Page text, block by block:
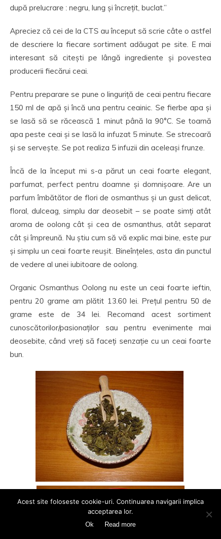
după prelucrare : negru, lung și încrețit, buclat.”
Apreciez că cei de la CTS au început să scrie câte o astfel
de descriere la fiecare sortiment adăugat pe site. E mai
interesant să citești pe lângă ingrediente și povestea
producerii fiecărui ceai.
Pentru preparare se pune o linguriță de ceai pentru fiecare
150 ml de apă și încă una pentru ceainic. Se fierbe apa și
se lasă să se răcească 1 minut până la 90°C. Se toarnă
apa peste ceai și se lasă la infuzat 5 minute. Se strecoară
și se servește. Se pot realiza 5 infuzii din aceleași frunze.
Încă de la început mi s-a părut un ceai foarte elegant,
parfumat, perfect pentru doamne și domnișoare. Are un
parfum îmbătător de flori de osmanthus și un gust delicat,
floral, dulceag, simplu dar deosebit – se poate simți atât
aroma de oolong cât și cea de osmanthus, atât separat
cât și împreună. Nu știu cum să vă explic mai bine, este pur
și simplu un ceai foarte reușit. Bineînțeles, asta din punctul
de vedere al unei iubitoare de oolong.
Organic Osmanthus Oolong nu este un ceai foarte ieftin,
pentru 20 grame am plătit 13.60 lei. Prețul pentru 50 de
grame este de 34 lei. Recomand acest sortiment
cunoscătorilor/pasionaților sau pentru evenimente mai
deosebite, când vreți să faceți senzație cu un ceai foarte
bun.
Acest site foloseste cookie-uri. Continuarea navigarii implica
acceptarea lor.
Ok Read more